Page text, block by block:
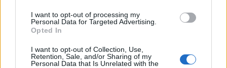
I want to opt-out of processing my
Personal Data for Targeted Advertising.
Opted In
I want to opt-out of Collection, Use,
Retention, Sale, and/or Sharing of my
Personal Data that Is Unrelated with the